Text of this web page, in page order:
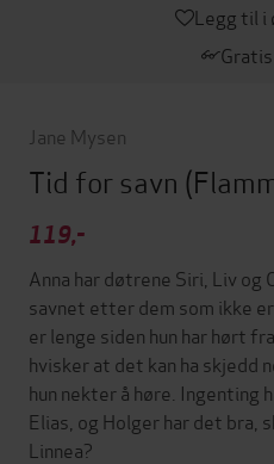
Legg til i
Jane Mysen
Tid for savn
119,-
Anna har døtrene Siri, Liv og
savnet etter dem som ikke
er lenge siden hun har hørt
hvisker at det kan ha skjedd
hun nekter å høre. Ingenting
Elias, og Holger har det bra,
Linnea?